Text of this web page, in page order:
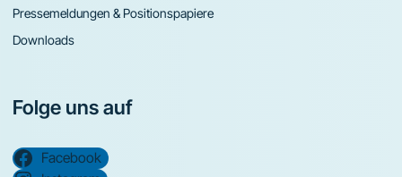
Pressemeldungen & Positionspapiere
Downloads
Folge uns auf
Facebook